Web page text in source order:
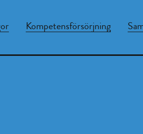
Kompetensförsörjning